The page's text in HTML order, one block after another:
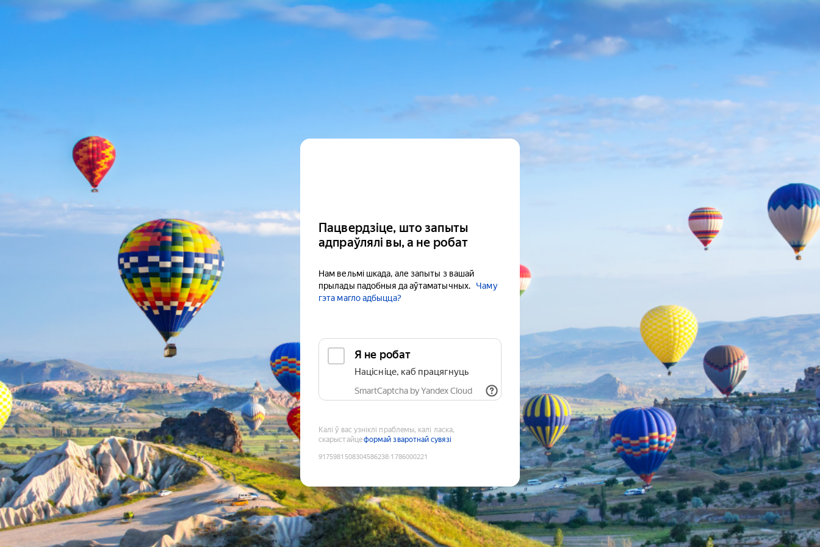
Пацвердзіце, што запыты
адпраўлялі вы, а не робат
Нам вельмі шкада, але запыты з вашай
прылады падобныя да аўтаматычных.
Чаму
гэта магло адбыцца?
Я не робат
Націсніце, каб працягнуць
SmartCaptcha by Yandex Cloud
Калі ў вас узніклі праблемы, калі ласка,
скарыстайцеформай зваротнай сувязі
9175981508304586238:1786000221